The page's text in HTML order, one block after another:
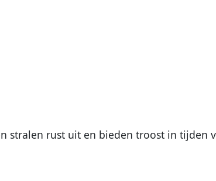
stralen rust uit en bieden troost in tijden